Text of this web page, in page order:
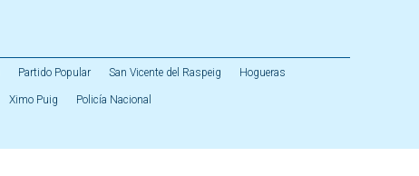
Partido Popular San Vicente del Raspeig Hogueras
Ximo Puig Policía Nacional